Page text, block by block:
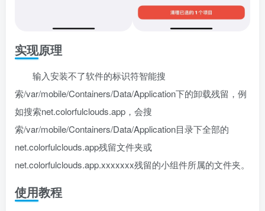
实现原理
输入安装不了软件的标识符智能搜
索/var/mobile/Containers/Data/Application下的卸载残留，例
如搜索net.colorfulclouds.app，会搜
索/var/mobile/Containers/Data/Application目录下全部的
net.colorfulclouds.app残留文件夹或
net.colorfulclouds.app.xxxxxxx残留的小组件所属的文件夹。
使用教程